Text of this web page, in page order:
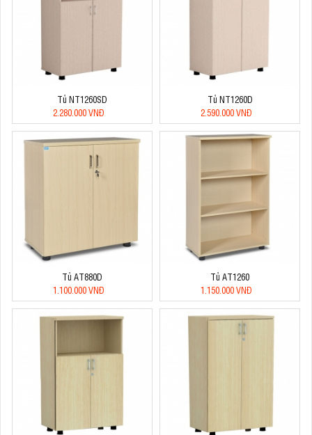
Tủ NT1260SD
2.280.000 VNĐ
Tủ NT1260D
2.590.000 VNĐ
Tủ AT880D
1.100.000 VNĐ
Tủ AT1260
1.150.000 VNĐ